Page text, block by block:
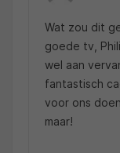
Wat zou dit
goede tv,
wel aan
fantastisch
voor ons
maar!